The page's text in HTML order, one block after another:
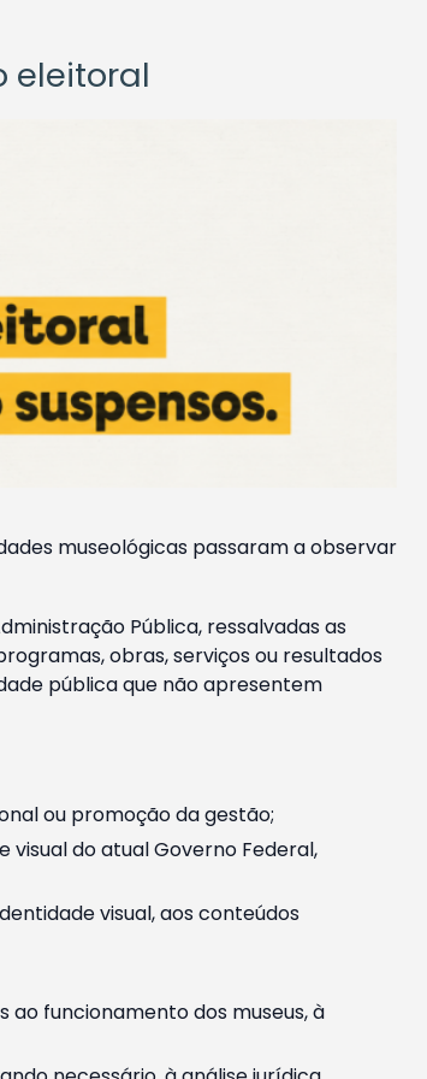
eleitoral
museológicas passaram a observar
Pública, ressalvadas as
obras, serviços ou resultados
pública que não apresentem
ou promoção da gestão;
do atual Governo Federal,
visual, aos conteúdos
funcionamento dos museus, à